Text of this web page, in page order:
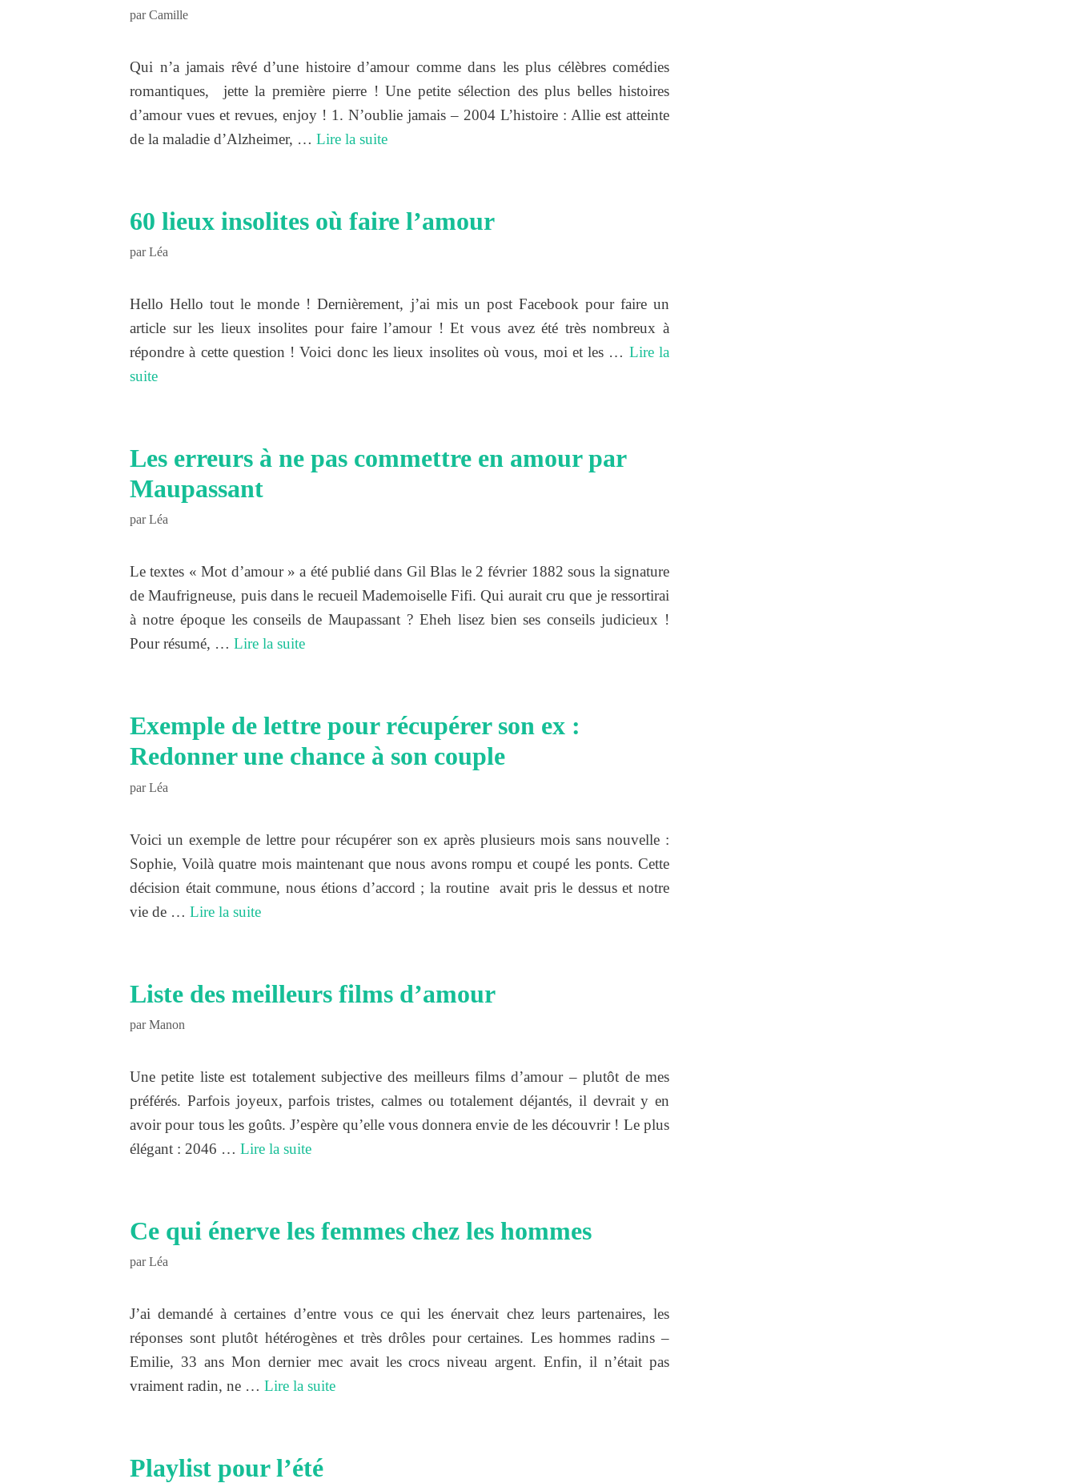
parCamille
Qui n’a jamais rêvé d’une histoire d’amour comme dans les plus célèbres comédies
romantiques, jette la première pierre ! Une petite sélection des plus belles histoires
d’amour vues et revues, enjoy ! 1. N’oublie jamais – 2004 L’histoire : Allie est atteinte
de la maladie d’Alzheimer, … Lire la suite
60 lieux insolites où faire l’amour
parLéa
Hello Hello tout le monde ! Dernièrement, j’ai mis un post Facebook pour faire un
article sur les lieux insolites pour faire l’amour ! Et vous avez été très nombreux à
répondre à cette question ! Voici donc les lieux insolites où vous, moi et les … Lire la
suite
Les erreurs à ne pas commettre en amour par
Maupassant
parLéa
Le textes « Mot d’amour » a été publié dans Gil Blas le 2 février 1882 sous la signature
de Maufrigneuse, puis dans le recueil Mademoiselle Fifi. Qui aurait cru que je ressortirai
à notre époque les conseils de Maupassant ? Eheh lisez bien ses conseils judicieux !
Pour résumé, … Lire la suite
Exemple de lettre pour récupérer son ex :
Redonner une chance à son couple
parLéa
Voici un exemple de lettre pour récupérer son ex après plusieurs mois sans nouvelle :
Sophie, Voilà quatre mois maintenant que nous avons rompu et coupé les ponts. Cette
décision était commune, nous étions d’accord ; la routine avait pris le dessus et notre
vie de … Lire la suite
Liste des meilleurs films d’amour
parManon
Une petite liste est totalement subjective des meilleurs films d’amour – plutôt de mes
préférés. Parfois joyeux, parfois tristes, calmes ou totalement déjantés, il devrait y en
avoir pour tous les goûts. J’espère qu’elle vous donnera envie de les découvrir ! Le plus
élégant : 2046 … Lire la suite
Ce qui énerve les femmes chez les hommes
parLéa
J’ai demandé à certaines d’entre vous ce qui les énervait chez leurs partenaires, les
réponses sont plutôt hétérogènes et très drôles pour certaines. Les hommes radins –
Emilie, 33 ans Mon dernier mec avait les crocs niveau argent. Enfin, il n’était pas
vraiment radin, ne … Lire la suite
Playlist pour l’été